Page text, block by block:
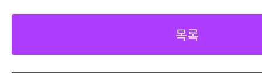
목록